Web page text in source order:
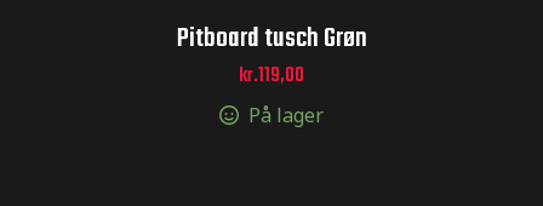
Pitboard tusch Grøn
kr.119,00
På lager